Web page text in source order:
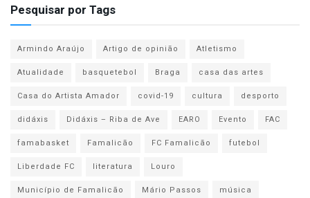
Pesquisar por Tags
Armindo Araújo Artigo de opinião
Atletismo
Atualidade
basquetebol Braga
casa das artes
Casa do Artista Amador
covid-19 cultura
desporto
didáxis
Didáxis – Riba de Ave EARO Evento
FAC
famabasket
Famalicão FC Famalicão
futebol
Liberdade FC
literatura
Louro
Município de Famalicão
Mário Passos
música